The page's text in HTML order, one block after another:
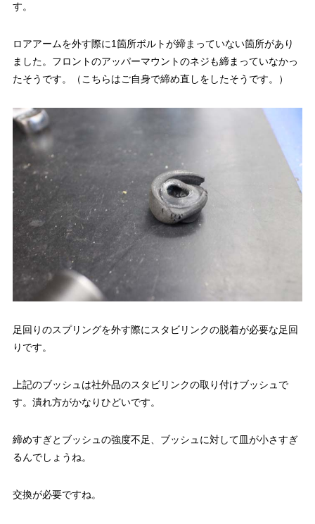
す。
ロアアームを外す際に1箇所ボルトが締まっていない箇所があり
ました。フロントのアッパーマウントのネジも締まっていなかっ
たそうです。（こちらはご自身で締め直しをしたそうです。）
足回りのスプリングを外す際にスタビリンクの脱着が必要な足回
りです。
上記のブッシュは社外品のスタビリンクの取り付けブッシュで
す。潰れ方がかなりひどいです。
締めすぎとブッシュの強度不足、ブッシュに対して皿が小さすぎ
るんでしょうね。
交換が必要ですね。